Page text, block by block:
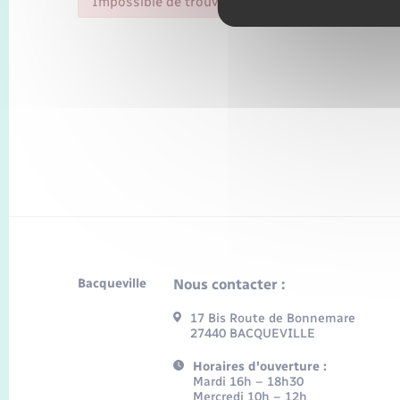
Bacqueville Nous contacter :
17 Bis Route de Bonnemare
27440 BACQUEVILLE
Horaires d'ouverture :
Mardi 16h – 18h30